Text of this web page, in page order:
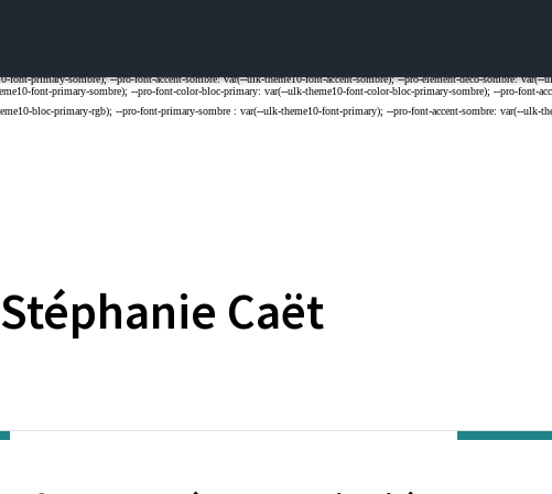
Stéphanie Caët